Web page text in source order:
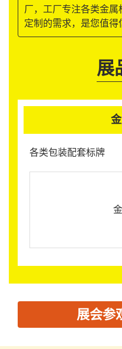
厂，工厂专注各类金
定制的需求，是您值得
展
各类包装配套标牌
展会参